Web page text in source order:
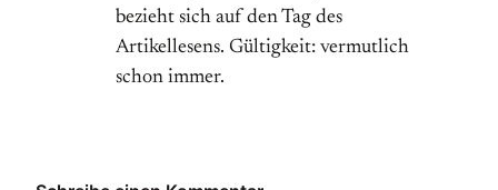
bezieht sich auf den Tag des
Artikellesens. Gültigkeit: vermutlich
schon immer.